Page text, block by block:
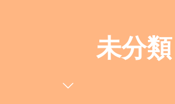
未分類